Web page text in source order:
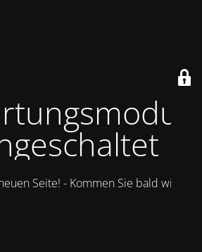
Seite! - Kommen Sie bald wieder.